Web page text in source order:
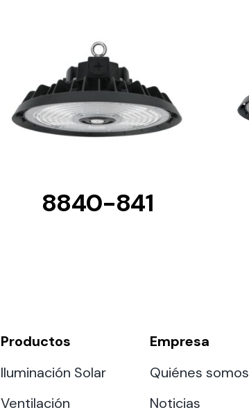
DETAILS
8840-841
Productos
Iluminación Solar
Ventilación
Empresa
Quiénes somos
Noticias